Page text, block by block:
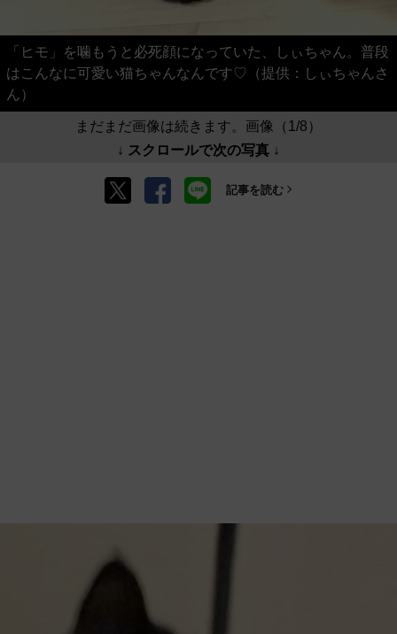
「ヒモ」を噛もうと必死顔になっていた、しぃちゃん。普段
はこんなに可愛い猫ちゃんなんです♡（提供：しぃちゃんさ
ん）
まだまだ画像は続きます。画像（1/8）
↓ スクロールで次の写真 ↓
記事を読む